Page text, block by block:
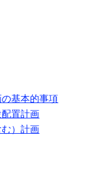
基本的事項
置計画
）計画